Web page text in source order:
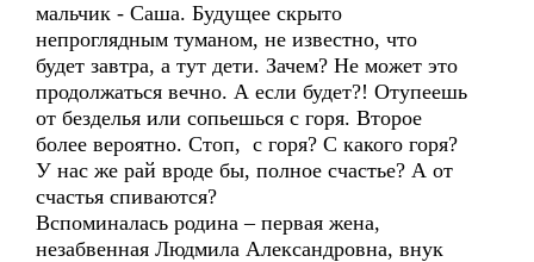
мальчик - Саша. Будущее скрыто
непроглядным туманом, не известно, что
будет завтра, а тут дети. Зачем? Не может это
продолжаться вечно. А если будет?! Отупеешь
от безделья или сопьешься с горя. Второе
более вероятно. Стоп, с горя? С какого горя?
У нас же рай вроде бы, полное счастье? А от
счастья спиваются?
Вспоминалась родина – первая жена,
незабвенная Людмила Александровна, внук